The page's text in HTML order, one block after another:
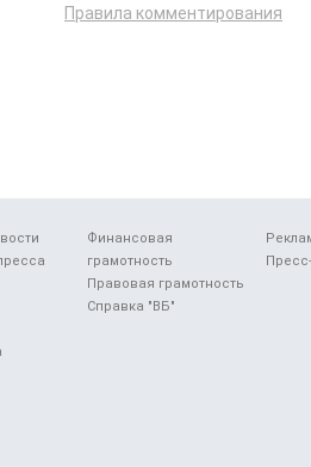
Правила комментирования
Финансовая
грамотность
Правовая грамотность
Справка "ВБ"